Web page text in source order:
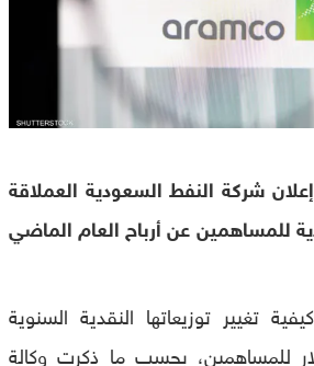
شركة النفط السعودية العملاقة
للمساهمين عن أرباح العام الماضي
تغيير توزيعاتها النقدية السنوية
مليار دولار للمساهمين، بحسب ما ذكرت وكالة